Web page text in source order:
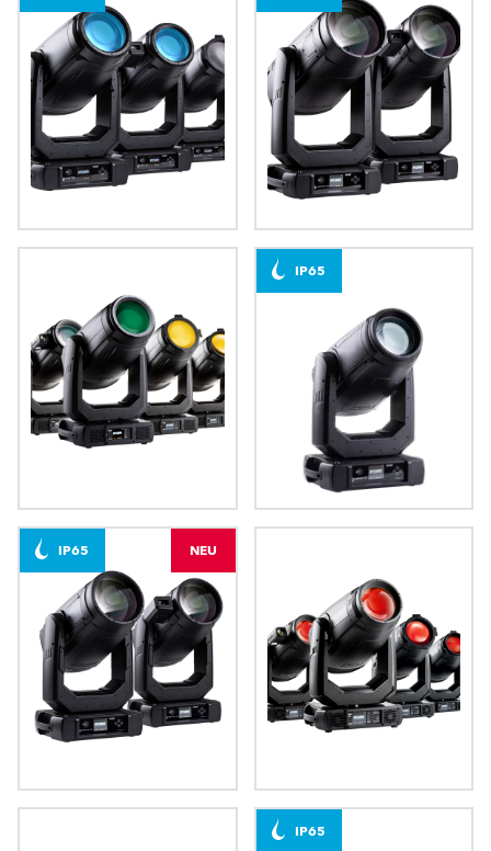
iFORTE® iFORTE® LTX
FORTE® iESPRITE®
IP65
iESPRITE® LTL
IP65 NEU
ESPRITE®
IP65